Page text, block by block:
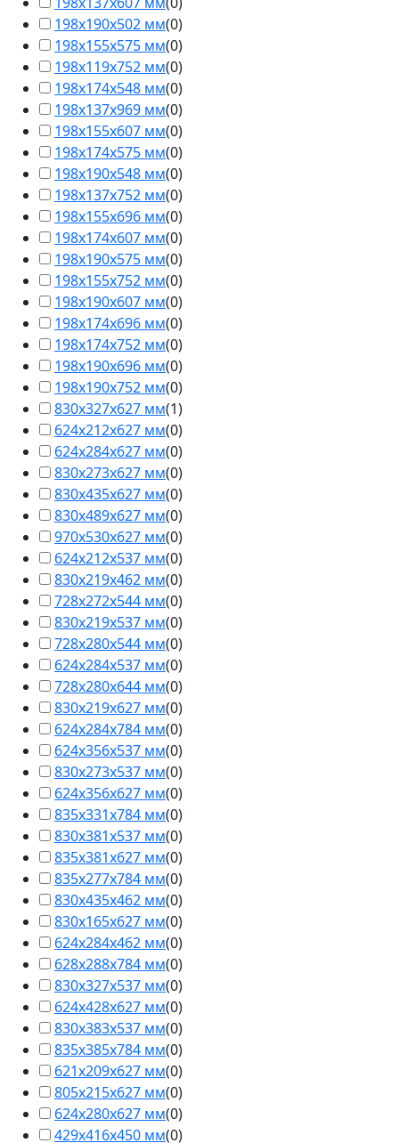
198х190х502 мм(0)
198х155х575 мм(0)
198х119х752 мм(0)
198х174х548 мм(0)
198х137х969 мм(0)
198х155х607 мм(0)
198х174х575 мм(0)
198х190х548 мм(0)
198х137х752 мм(0)
198х155х696 мм(0)
198х174х607 мм(0)
198х190х575 мм(0)
198х155х752 мм(0)
198х190х607 мм(0)
198х174х696 мм(0)
198х174х752 мм(0)
198х190х696 мм(0)
198х190х752 мм(0)
830x327x627 мм(1)
624x212x627 мм(0)
624x284x627 мм(0)
830x273x627 мм(0)
830x435x627 мм(0)
830x489x627 мм(0)
970x530x627 мм(0)
624x212x537 мм(0)
830x219x462 мм(0)
728x272x544 мм(0)
830x219x537 мм(0)
728х280х544 мм(0)
624x284x537 мм(0)
728х280х644 мм(0)
830x219x627 мм(0)
624x284x784 мм(0)
624х356х537 мм(0)
830x273x537 мм(0)
624x356x627 мм(0)
835x331x784 мм(0)
830x381x537 мм(0)
835x381x627 мм(0)
835x277x784 мм(0)
830x435x462 мм(0)
830x165x627 мм(0)
624x284x462 мм(0)
628x288x784 мм(0)
830x327x537 мм(0)
624x428x627 мм(0)
830x383x537 мм(0)
835x385x784 мм(0)
621x209x627 мм(0)
805x215x627 мм(0)
624x280x627 мм(0)
429x416x450 мм(0)